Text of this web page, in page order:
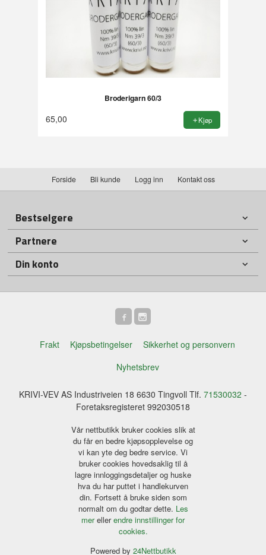
Broderigarn 60/3
65,00 Kjøp
Forside Bli kunde Logg inn Kontakt oss
Bestselgere
Partnere
Din konto
Frakt Kjøpsbetingelser
Sikkerhet og personvern
Nyhetsbrev
KRIVI-VEV AS Industriveien 18 6630 Tingvoll Tlf. 71530032 -
Foretaksregisteret 992030518
Vår nettbutikk bruker cookies slik at
du får en bedre kjøpsopplevelse og
vi kan yte deg bedre service. Vi
bruker cookies hovedsaklig til å
lagre innloggingsdetaljer og huske
hva du har puttet i handlekurven
din. Fortsett å bruke siden som
normalt om du godtar dette. Les
merellerendre innstillinger for
cookies.
Powered by 24Nettbutikk